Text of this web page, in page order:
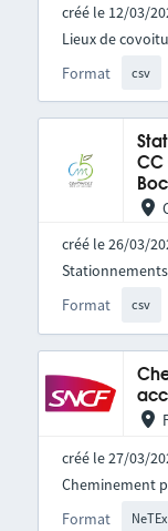
créé le 12/03/
Format csv
Lieux de
CC
créé le 26/03/
Format csv
créé le 27/03/
Format NeTEx
Cheminement